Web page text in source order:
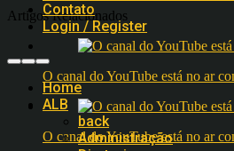
Contato
Login / Register
Home
ALB
back
Administração
Artigos Relacionados
O canal do YouTube está no ar
O canal do YouTube está no ar